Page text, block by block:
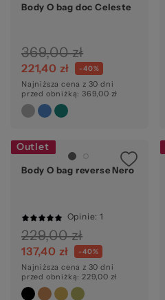
Body O bag doc Celeste
369,00 zł
221,40 zł -40%
Najniższa cena z 30 dni
przed obniżką: 369,00 zł
Outlet
Body O bag reverse Nero
Ocena:
100%
Opinie: 1
229,00 zł
137,40 zł -40%
Najniższa cena z 30 dni
przed obniżką: 229,00 zł